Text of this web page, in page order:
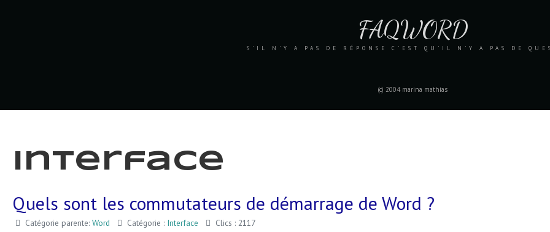
FAQWORD
S'IL N'Y A PAS DE RÉPONSE C'EST QU'IL N'Y A PAS DE
(c) 2004 marina mathias
Interface
Quels sont les commutateurs de démarrage de Word ?
Catégorie parente: Word Catégorie : Interface Clics : 2117